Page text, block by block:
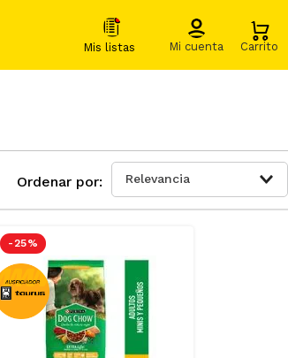
Relevancia
-25 %